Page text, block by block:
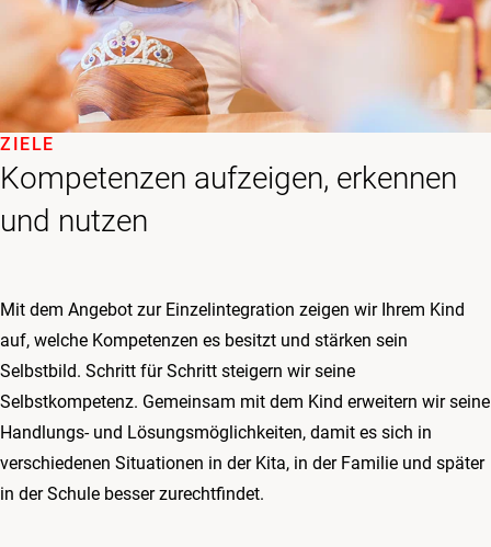
Kompetenzen aufzeigen, erkennen
und nutzen
ZIELE
Mit dem Angebot zur Einzelintegration zeigen wir Ihrem Kind
auf, welche Kompetenzen es besitzt und stärken sein
Selbstbild. Schritt für Schritt steigern wir seine
Selbstkompetenz. Gemeinsam mit dem Kind erweitern wir seine
Handlungs- und Lösungs­möglichkeiten, damit es sich in
verschiedenen Situationen in der Kita, in der Familie und später
in der Schule besser zurechtfindet.